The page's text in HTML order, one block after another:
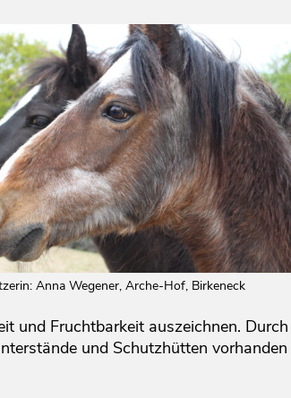
Anna Wegener, Arche-Hof, Birkeneck
und Fruchtbarkeit auszeichnen. Durch
und Schutzhütten vorhanden